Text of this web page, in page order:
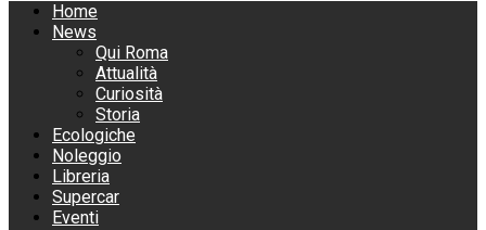
Home
News
Qui Roma
Attualità
Curiosità
Storia
Ecologiche
Noleggio
Libreria
Supercar
Eventi